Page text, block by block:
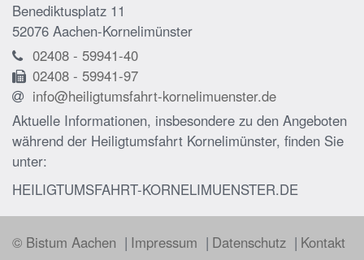
Benediktusplatz 11
52076 Aachen-Kornelimünster
02408 - 59941-40
02408 - 59941-97
info@heiligtumsfahrt-kornelimuenster.de
Aktuelle Informationen, insbesondere zu den Angeboten
während der Heiligtumsfahrt Kornelimünster, finden Sie
unter:
HEILIGTUMSFAHRT-KORNELIMUENSTER.DE
© Bistum Aachen Impressum Datenschutz Kontakt